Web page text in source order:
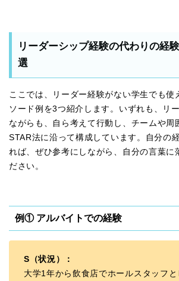
リーダーシップ経験の代わりの経
選
ここでは、リーダー経験がない学生でも使
ソード例を3つ紹介します。いずれも、リ
ながらも、自ら考えて行動し、チームや周
STAR法に沿って構成しています。自分の
れば、ぜひ参考にしながら、自分の言葉に
ださい。
例① アルバイトでの経験
S（状況）：
大学1年から飲食店でホールスタッフと